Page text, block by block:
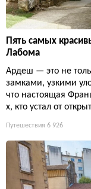
Пять самых
Лабома
Ардеш — это не
замками, узкими
что настоящая
х, кто устал от
Путешествия 6 926